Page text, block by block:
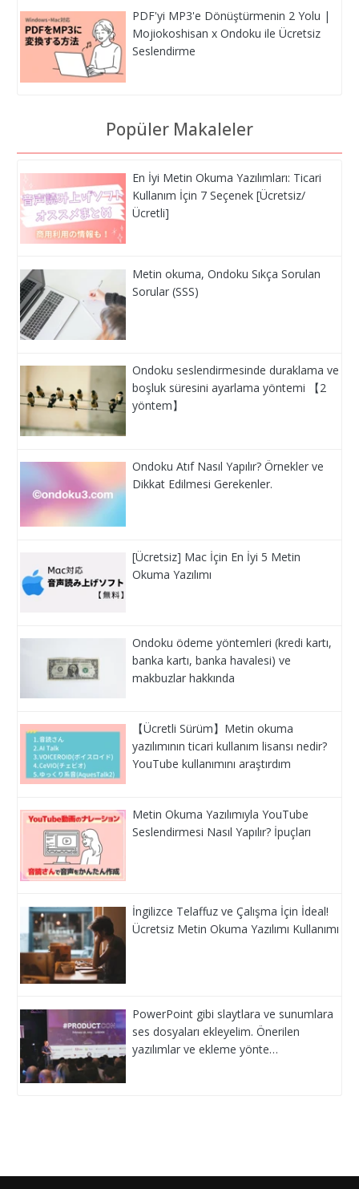
PDF'yi MP3'e Dönüştürmenin 2 Yolu |
Mojiokoshisan x Ondoku ile Ücretsiz
Seslendirme
Popüler Makaleler
En İyi Metin Okuma Yazılımları: Ticari
Kullanım İçin 7 Seçenek [Ücretsiz/
Ücretli]
Metin okuma, Ondoku Sıkça Sorulan
Sorular (SSS)
Ondoku seslendirmesinde duraklama ve
boşluk süresini ayarlama yöntemi 【2
yöntem】
Ondoku Atıf Nasıl Yapılır? Örnekler ve
Dikkat Edilmesi Gerekenler.
[Ücretsiz] Mac İçin En İyi 5 Metin
Okuma Yazılımı
Ondoku ödeme yöntemleri (kredi kartı,
banka kartı, banka havalesi) ve
makbuzlar hakkında
【Ücretli Sürüm】Metin okuma
yazılımının ticari kullanım lisansı nedir?
YouTube kullanımını araştırdım
Metin Okuma Yazılımıyla YouTube
Seslendirmesi Nasıl Yapılır? İpuçları
İngilizce Telaffuz ve Çalışma İçin İdeal!
Ücretsiz Metin Okuma Yazılımı Kullanımı
PowerPoint gibi slaytlara ve sunumlara
ses dosyaları ekleyelim. Önerilen
yazılımlar ve ekleme yönte…